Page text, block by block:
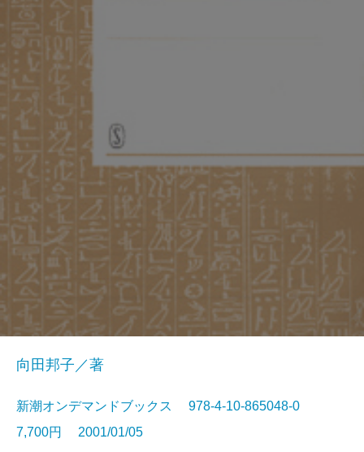
向田邦子／著
新潮オンデマンドブックス 978-4-10-865048-0
7,700円 2001/01/05